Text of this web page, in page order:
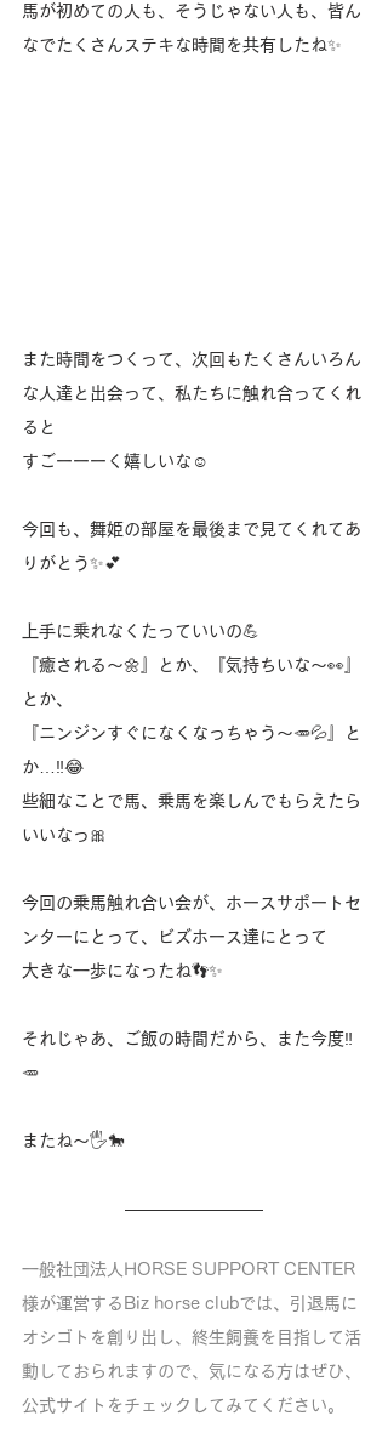
馬が初めての人も、そうじゃない人も、皆ん
なでたくさんステキな時間を共有したね✨
また時間をつくって、次回もたくさんいろん
な人達と出会って、私たちに触れ合ってくれ
ると
すごーーーく嬉しいな☺️
今回も、舞姫の部屋を最後まで見てくれてあ
りがとう✨💕
上手に乗れなくたっていいの💪
『癒される〜🌼』とか、『気持ちいな〜👀』
とか、
『ニンジンすぐになくなっちゃう〜🥕💦』と
か…‼️😂
些細なことで馬、乗馬を楽しんでもらえたら
いいなっ🎀
今回の乗馬触れ合い会が、ホースサポートセ
ンターにとって、ビズホース達にとって
大きな一歩になったね👣✨
それじゃあ、ご飯の時間だから、また今度‼️
🥕
またね〜🖐️🐎
一般社団法人HORSE SUPPORT CENTER
様が運営するBiz horse clubでは、引退馬に
オシゴトを創り出し、終生飼養を目指して活
動しておられますので、気になる方はぜひ、
公式サイトをチェックしてみてください。